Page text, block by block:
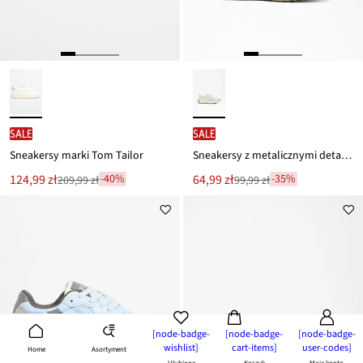
Home Asortyment
[node-badge-
wishlist]
[node-badge-
cart-items]
[node-badge-
user-codes]
SALE
Sneakersy marki Tom Tailor
Nowa
cena
124,99 zł
Przeceniono209,99 zł-40%
SALE
Sneakersy z metalicznymi detalami
Nowa
cena
64,99 zł
Przeceniono
99,99 zł-35%